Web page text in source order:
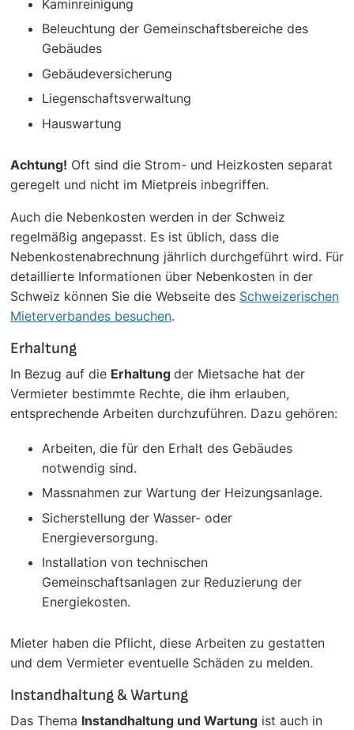
Kaminreinigung
Beleuchtung der Gemeinschaftsbereiche des
Gebäudes
Gebäudeversicherung
Liegenschaftsverwaltung
Hauswartung
Achtung! Oft sind die Strom- und Heizkosten separat
geregelt und nicht im Mietpreis inbegriffen.
Auch die Nebenkosten werden in der Schweiz
regelmäßig angepasst. Es ist üblich, dass die
Nebenkostenabrechnung jährlich durchgeführt wird. Für
detaillierte Informationen über Nebenkosten in der
Schweiz können Sie die Webseite des Schweizerischen
Mieterverbandes besuchen.
Erhaltung
In Bezug auf die Erhaltung der Mietsache hat der
Vermieter bestimmte Rechte, die ihm erlauben,
entsprechende Arbeiten durchzuführen. Dazu gehören:
Arbeiten, die für den Erhalt des Gebäudes
notwendig sind.
Massnahmen zur Wartung der Heizungsanlage.
Sicherstellung der Wasser- oder
Energieversorgung.
Installation von technischen
Gemeinschaftsanlagen zur Reduzierung der
Energiekosten.
Mieter haben die Pflicht, diese Arbeiten zu gestatten
und dem Vermieter eventuelle Schäden zu melden.
Instandhaltung & Wartung
Das Thema Instandhaltung und Wartung ist auch in